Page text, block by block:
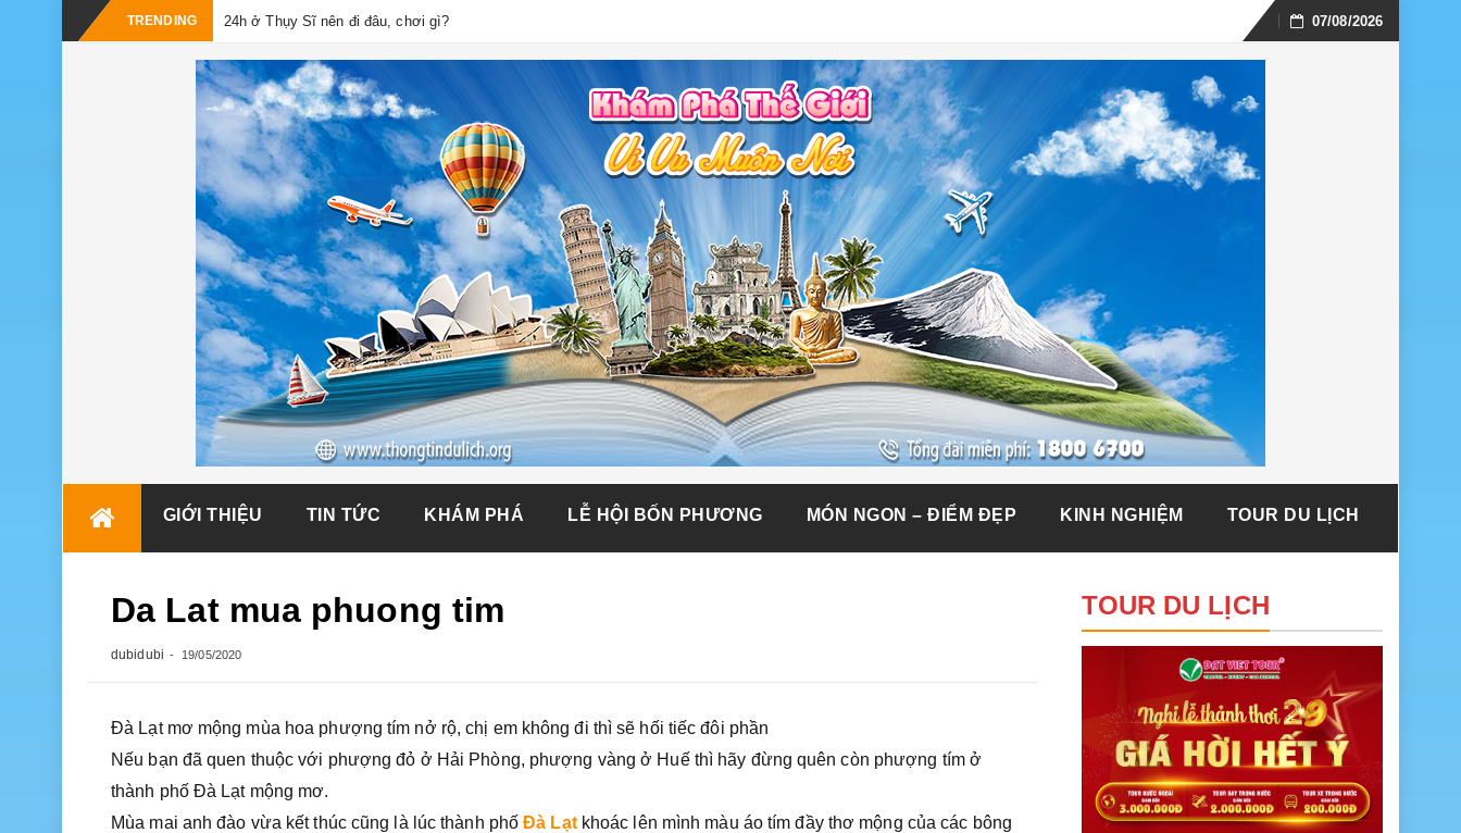
TRENDING
24h ở Thụy Sĩ nên đi đâu, chơi gì?
Skip
07/08/2026
GIỚI THIỆU TIN TỨC KHÁM PHÁ LỄ HỘI BỐN PHƯƠNG MÓN NGON – ĐIỂM ĐẸP KINH NGHIỆM TOUR DU LỊCH
Da Lat mua phuong tim
dubidubi 19/05/2020
Đà Lạt mơ mộng mùa hoa phượng tím nở rộ, chị em không đi thì sẽ hối tiếc đôi phần
Nếu bạn đã quen thuộc với phượng đỏ ở Hải Phòng, phượng vàng ở Huế thì hãy đừng quên còn phượng tím ở
thành phố Đà Lạt mộng mơ.
Mùa mai anh đào vừa kết thúc cũng là lúc thành phốĐà Lạtkhoác lên mình màu áo tím đầy thơ mộng của các bông
TOUR DU LỊCH